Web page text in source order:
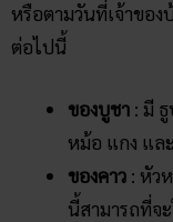
หรือตามวันที่เจ้าขอ
ต่อไปนี้
ของบูชา : มี
หม้อ แกง แล
ของคาว : หัว
นี้สามารถที่จ